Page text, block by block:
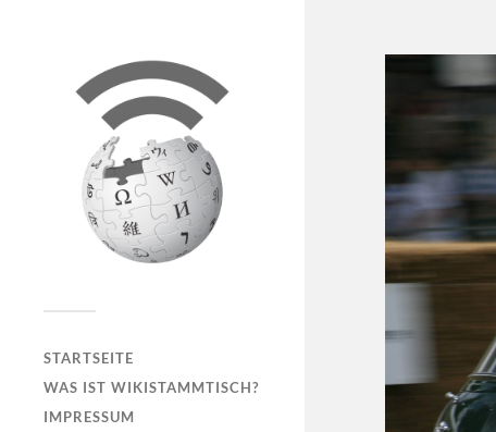
STARTSEITE
WAS IST WIKISTAMMTISCH?
IMPRESSUM